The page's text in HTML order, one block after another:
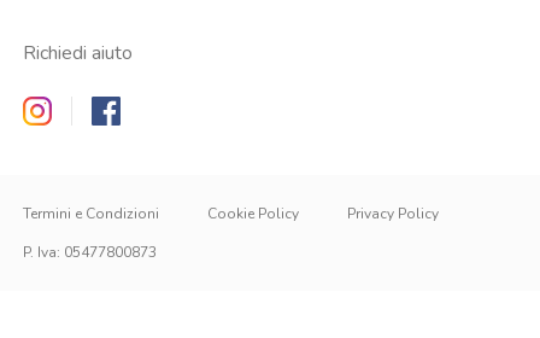
Richiedi aiuto
Zappyrent on Instagram
Zappyrent on Facebook
Termini e Condizioni Cookie Policy
Privacy Policy
P. Iva: 05477800873